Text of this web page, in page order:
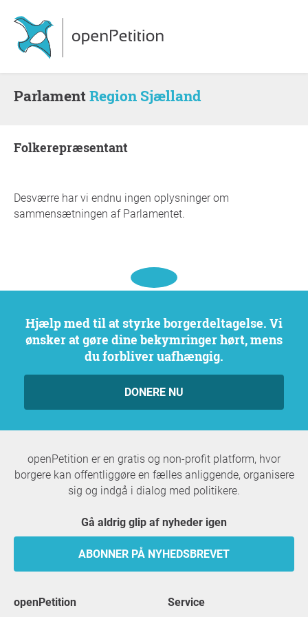
ParlamentRegion Sjælland
Folkerepræsentant
Desværre har vi endnu ingen oplysninger om
sammensætningen af Parlamentet.
Hjælp med til at styrke borgerdeltagelse. Vi
ønsker at gøre dine bekymringer hørt, mens
du forbliver uafhængig.
DONERE NU
openPetition er en gratis og non-profit platform, hvor
borgere kan offentliggøre en fælles anliggende, organisere
sig og indgå i dialog med politikere.
Gå aldrig glip af nyheder igen
ABONNER PÅ NYHEDSBREVET
openPetition service